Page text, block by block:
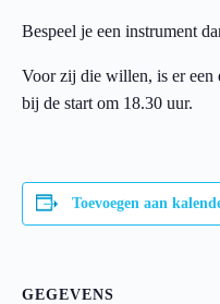
Bespeel je een instrument
Voor zij die willen, is er een
bij de start om 18.30 uur.
Toevoegen aan
GEGEVENS